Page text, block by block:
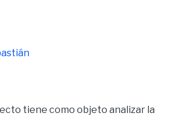
tiene como objeto analizar la